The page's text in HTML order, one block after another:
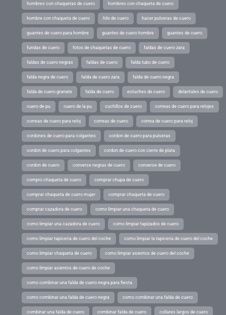
hombres con chaquetas de cuero hombres con chaqueta de cuero
hombre con chaqueta de cuero hilo de cuero hacer pulseras de cuero
guantes de cuero para hombre guantes de cuero hombre guantes de cuero
fundas de cuero fotos de chaquetas de cuero faldas de cuero zara
faldas de cuero negras faldas de cuero falda tubo de cuero
falda negra de cuero falda de cuero zara falda de cuero negra
falda de cuero granate falda de cuero estuches de cuero delantales de cuero
cuero de pu cuero de la pu cuchillos de cuero correas de cuero para relojes
correas de cuero para reloj correas de cuero correa de cuero para reloj
cordones de cuero para colgantes cordon de cuero para pulseras
cordon de cuero para colgantes cordon de cuero con cierre de plata
cordon de cuero converse negras de cuero converse de cuero
compro chaqueta de cuero comprar chupa de cuero
comprar chaqueta de cuero mujer comprar chaqueta de cuero
comprar cazadora de cuero como limpiar una chaqueta de cuero
como limpiar una cazadora de cuero como limpiar tapizados de cuero
como limpiar tapiceria de cuero del coche como limpiar la tapiceria de cuero del coche
como limpiar chaqueta de cuero como limpiar asientos de cuero del coche
como limpiar asientos de cuero de coche
como combinar una falda de cuero negra para fiesta
como combinar una falda de cuero negra como combinar una falda de cuero
combinar una falda de cuero combinar falda de cuero collares largos de cuero